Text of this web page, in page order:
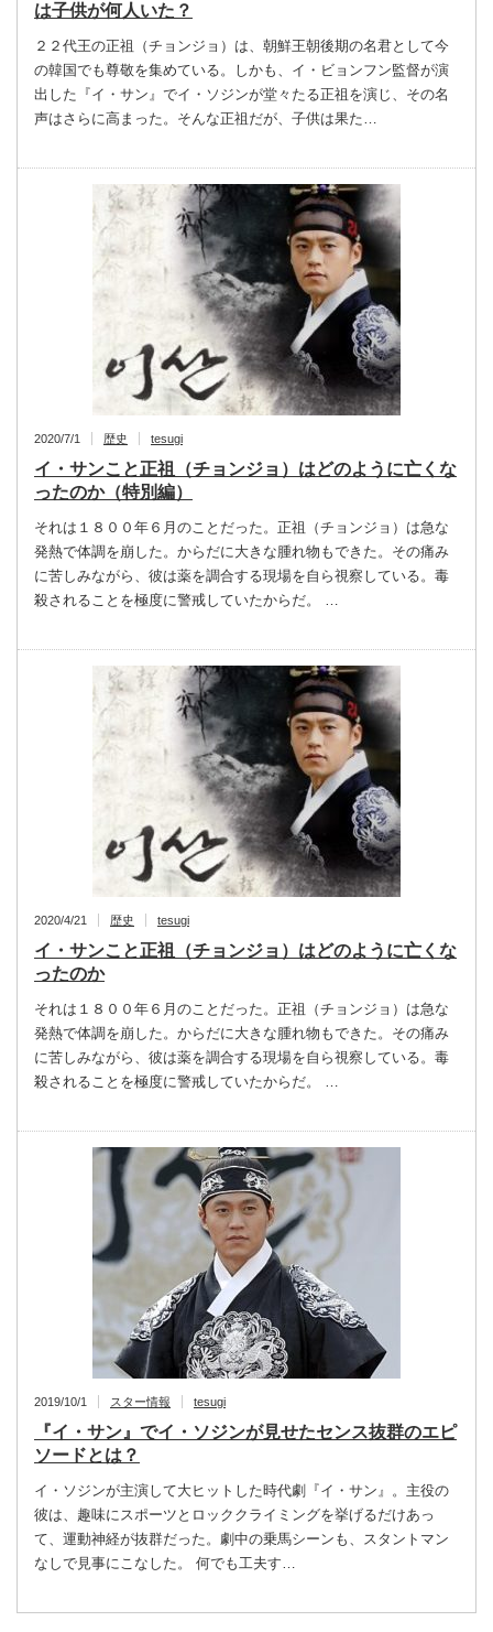
は子供が何人いた？
２２代王の正祖（チョンジョ）は、朝鮮王朝後期の名君として今
の韓国でも尊敬を集めている。しかも、イ・ビョンフン監督が演
出した『イ・サン』でイ・ソジンが堂々たる正祖を演じ、その名
声はさらに高まった。そんな正祖だが、子供は果た…
2020/7/1 歴史 tesugi
イ・サンこと正祖（チョンジョ）はどのように亡くな
ったのか（特別編）
それは１８００年６月のことだった。正祖（チョンジョ）は急な
発熱で体調を崩した。からだに大きな腫れ物もできた。その痛み
に苦しみながら、彼は薬を調合する現場を自ら視察している。毒
殺されることを極度に警戒していたからだ。 …
2020/4/21 歴史 tesugi
イ・サンこと正祖（チョンジョ）はどのように亡くな
ったのか
それは１８００年６月のことだった。正祖（チョンジョ）は急な
発熱で体調を崩した。からだに大きな腫れ物もできた。その痛み
に苦しみながら、彼は薬を調合する現場を自ら視察している。毒
殺されることを極度に警戒していたからだ。 …
2019/10/1 スター情報 tesugi
『イ・サン』でイ・ソジンが見せたセンス抜群のエピ
ソードとは？
イ・ソジンが主演して大ヒットした時代劇『イ・サン』。主役の
彼は、趣味にスポーツとロッククライミングを挙げるだけあっ
て、運動神経が抜群だった。劇中の乗馬シーンも、スタントマン
なしで見事にこなした。 何でも工夫す…